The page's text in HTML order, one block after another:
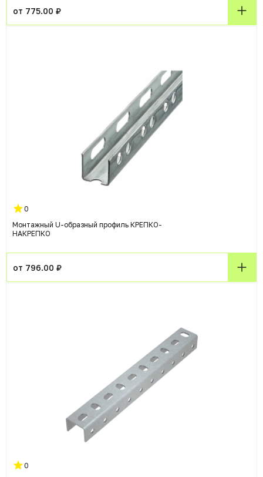
от 775.00 ₽
0
Монтажный U-образный профиль КРЕПКО-
НАКРЕПКО
от 796.00 ₽
0